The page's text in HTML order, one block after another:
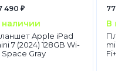
490 ₽
наличии
Apple iPad
7 (2024) 128GB Wi-
Space Gray
77
В
mini